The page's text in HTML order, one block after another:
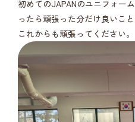
初めてのJAPANのユニフォー
ったら頑張った分だけ良いこと
これからも頑張ってください。